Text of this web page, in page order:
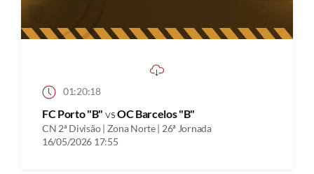
01:20:18
FC Porto "B" vsOC Barcelos "B"
CN 2ª Divisão | Zona Norte | 26ª Jornada
16/05/2026 17:55